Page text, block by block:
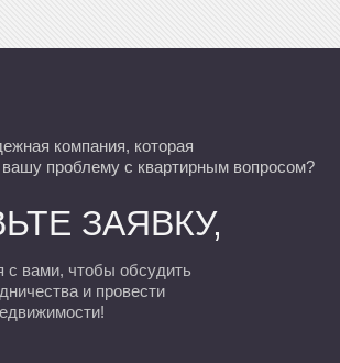
вами, чтобы обсудить
и провести
компания, которая
проблему с квартирным вопросом?
ЗАЯВКУ,